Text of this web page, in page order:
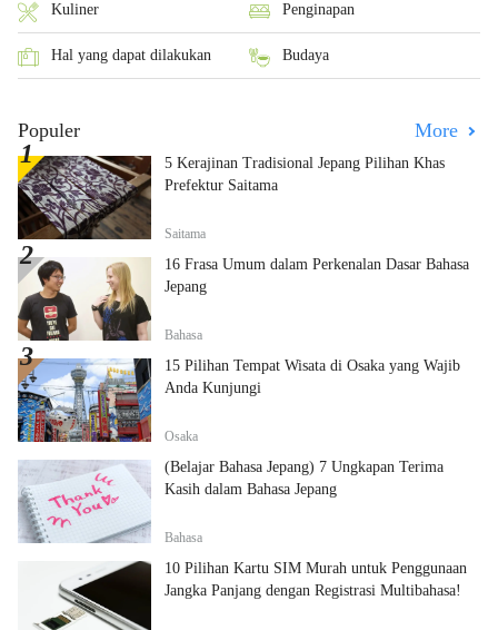
Kuliner Penginapan
Hal yang dapat dilakukan Budaya
Populer More
5 Kerajinan Tradisional Jepang Pilihan Khas
Prefektur Saitama
Saitama
16 Frasa Umum dalam Perkenalan Dasar Bahasa
Jepang
Bahasa
15 Pilihan Tempat Wisata di Osaka yang Wajib
Anda Kunjungi
Osaka
(Belajar Bahasa Jepang) 7 Ungkapan Terima
Kasih dalam Bahasa Jepang
Bahasa
10 Pilihan Kartu SIM Murah untuk Penggunaan
Jangka Panjang dengan Registrasi Multibahasa!